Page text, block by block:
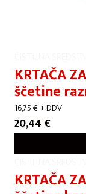
KRTAČA
ščetine
16,75€+ DDV
20,44 €
KRTAČA